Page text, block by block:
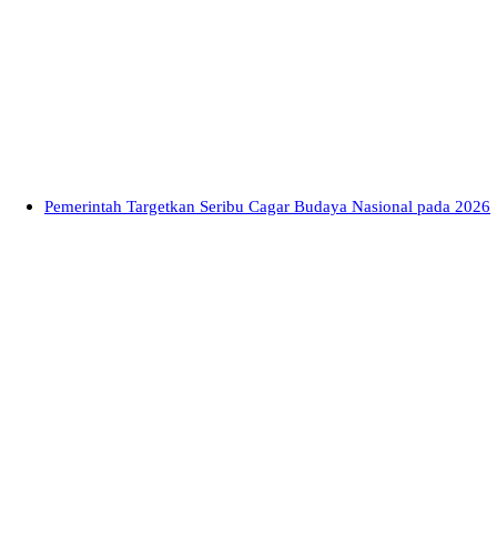
Pemerintah Targetkan Seribu Cagar Budaya Nasional pada 2026